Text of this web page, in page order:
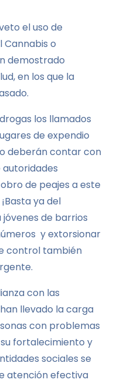
el uso de
o
demostrado
en los que la
los llamados
de expendio
deberán contar con
de peajes a este
ya del
de barrios
y extorsionar
control también
con las
llevado la carga
con problemas
fortalecimiento y
sociales se
atención efectiva